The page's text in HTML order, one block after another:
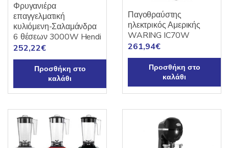
Φρυγανιέρα
επαγγελματική
κυλιόμενη-Σαλαμάνδρα
6 θέσεων 3000W Hendi
252,22€
Προσθήκη στο
καλάθι
Παγοθραύστης
ηλεκτρικός Αμερικής
WARING IC70W
261,94€
Προσθήκη στο
καλάθι